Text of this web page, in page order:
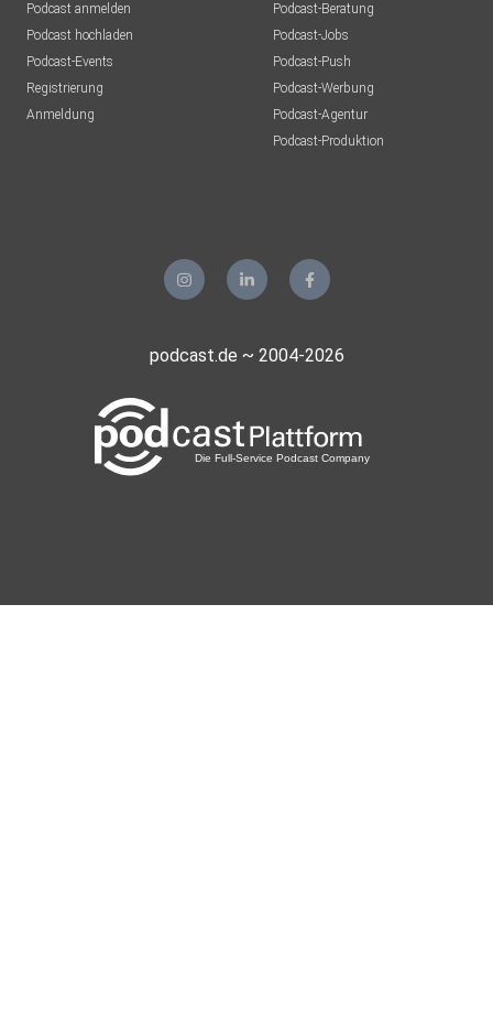
Podcast anmelden
Podcast hochladen
Podcast-Events
Registrierung
Anmeldung
Podcast-Beratung
Podcast-Jobs
Podcast-Push
Podcast-Werbung
Podcast-Agentur
Podcast-Produktion
podcast.de ~ 2004-2026